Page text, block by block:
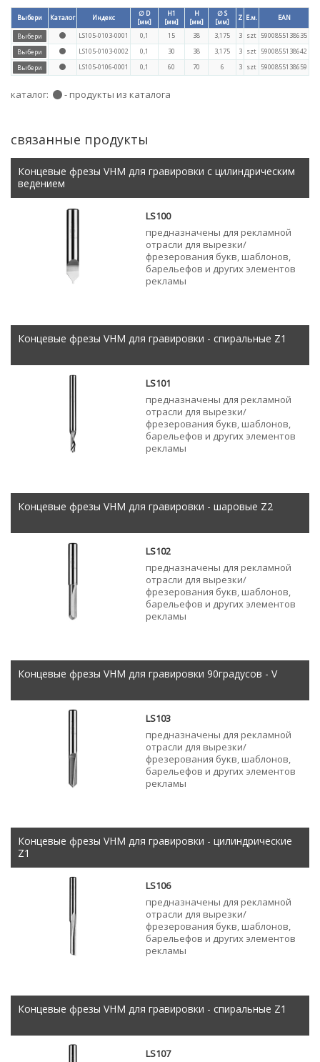
Выбери Каталог Индекс
∅ D
[мм]
H1
[мм]
H
[мм]
∅ S
[мм]
Z E.м.
EAN
LS105-0103-0001
0,1 15 38 3,175 3 szt 5900855138635
LS105-0103-0002
0,1 30 38 3,175 3 szt 5900855138642
LS105-0106-0001
0,1 60 70 6 3 szt 5900855138659
каталог: - продукты из каталога
связанные продукты
Концевые фрезы VHM для гравировки с цилиндрическим
ведением
LS100
предназначены для рекламной
отрасли для вырезки/
фрезерования букв, шаблонов,
барельефов и других элементов
рекламы
Концевые фрезы VHM для гравировки - спиральные Z1
LS101
предназначены для рекламной
отрасли для вырезки/
фрезерования букв, шаблонов,
барельефов и других элементов
рекламы
Концевые фрезы VHM для гравировки - шаровые Z2
LS102
предназначены для рекламной
отрасли для вырезки/
фрезерования букв, шаблонов,
барельефов и других элементов
рекламы
Концевые фрезы VHM для гравировки 90градусов - V
LS103
предназначены для рекламной
отрасли для вырезки/
фрезерования букв, шаблонов,
барельефов и других элементов
рекламы
Концевые фрезы VHM для гравировки - цилиндрические
Z1
LS106
предназначены для рекламной
отрасли для вырезки/
фрезерования букв, шаблонов,
барельефов и других элементов
рекламы
Концевые фрезы VHM для гравировки - спиральные Z1
LS107